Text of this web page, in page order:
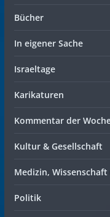
Bücher
In eigener Sache
Israeltage
Karikaturen
Kommentar der
Kultur & Gesellschaft
Medizin,
Politik